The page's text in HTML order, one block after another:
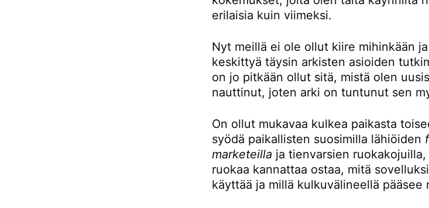
erilaisia kuin viimeksi.
Nyt meillä ei ole ollut kiire mihinkään
keskittyä täysin arkisten asioiden
on jo pitkään ollut sitä, mistä olen
nauttinut, joten arki on tuntunut sen
On ollut mukavaa kulkea paikasta
syödä paikallisten suosimilla lähiöiden
marketeilla ja tienvarsien
ruokaa kannattaa ostaa, mitä
käyttää ja millä kulkuvälineellä pääsee